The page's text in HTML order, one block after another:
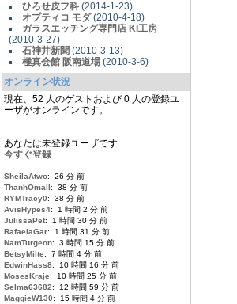
ひろせ皮フ科 (2014-1-23)
オプティコ モダ(2010-4-18)
ガラスエッチング専門店 KI工房
(2010-3-27)
石神井新聞 (2010-3-13)
極真会館 阪南道場 (2010-3-6)
オンライン状況
現在、52 人のゲストおよび 0 人の登録ユ
ーザがオンラインです。
あなたは未登録ユーザです
今すぐ登録
SheilaAtwo: 26 分 前
ThanhOmall: 38 分 前
RYMTracy0: 38 分 前
AvisHypes4: 1 時間 2 分 前
JulissaPet: 1 時間 30 分 前
RafaelaGar: 1 時間 31 分 前
NamTurgeon: 3 時間 15 分 前
BetsyMilte: 7 時間 4 分 前
EdwinHass8: 10 時間 16 分 前
MosesKraje: 10 時間 25 分 前
Selma63682: 12 時間 59 分 前
MaggieW130: 15 時間 4 分 前